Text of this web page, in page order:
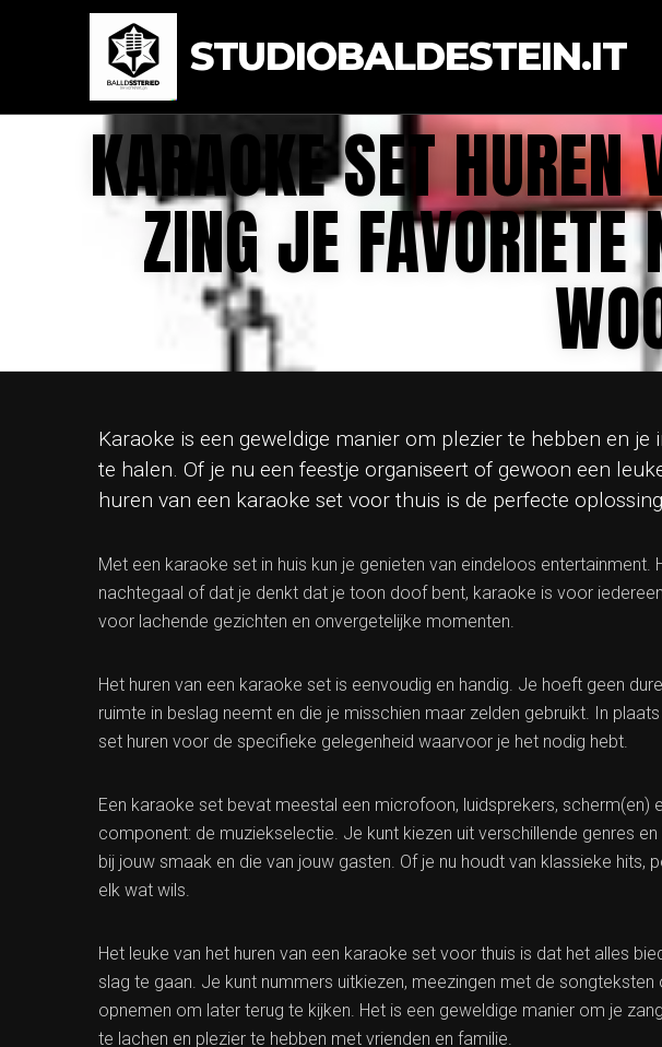
STUDIOBALDESTEIN.IT
KARAOKE SET
ZING JE
Karaoke is een geweldige manier om plezier te hebben en
te halen. Of je nu een feestje organiseert of gewoon een
huren van een karaoke set voor thuis is de perfecte
Met een karaoke set in huis kun je genieten van eindeloos entertainment.
nachtegaal of dat je denkt dat je toon doof bent, karaoke is voor
voor lachende gezichten en onvergetelijke momenten.
Het huren van een karaoke set is eenvoudig en handig. Je hoeft geen
ruimte in beslag neemt en die je misschien maar zelden gebruikt. In
set huren voor de specifieke gelegenheid waarvoor je het nodig hebt.
Een karaoke set bevat meestal een microfoon, luidsprekers, scherm(en)
component: de muziekselectie. Je kunt kiezen uit verschillende genres
bij jouw smaak en die van jouw gasten. Of je nu houdt van klassieke
elk wat wils.
Het leuke van het huren van een karaoke set voor thuis is dat het alles
slag te gaan. Je kunt nummers uitkiezen, meezingen met de
opnemen om later terug te kijken. Het is een geweldige manier om je
te lachen en plezier te hebben met vrienden en familie.